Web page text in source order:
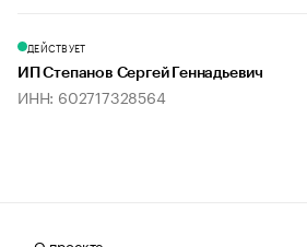
ДЕЙСТВУЕТ
ИП Степанов Сергей Геннадьевич
ИНН: 602717328564